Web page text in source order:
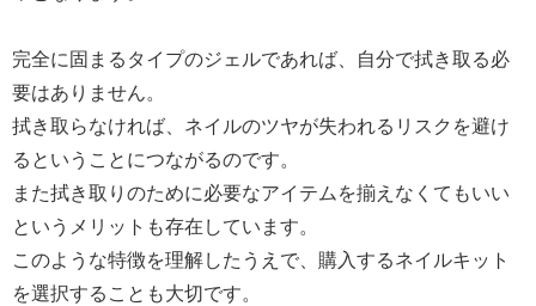
完全に固まるタイプのジェルであれば、自分で拭き取る必
要はありません。
拭き取らなければ、ネイルのツヤが失われるリスクを避け
るということにつながるのです。
また拭き取りのために必要なアイテムを揃えなくてもいい
というメリットも存在しています。
このような特徴を理解したうえで、購入するネイルキット
を選択することも大切です。